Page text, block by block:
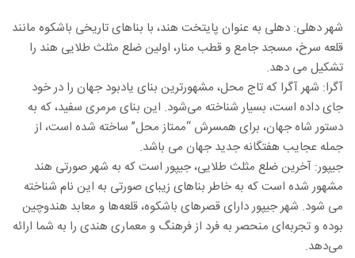
شهر دهلی: دهلی به عنوان پایتخت هند، با بناهای تاریخی باشکوه مانند
قلعه سرخ، مسجد جامع و قطب منار، اولین ضلع مثلث طلایی هند را
تشکیل می دهد.
آگرا: شهر آگرا که تاج محل، مشهورترین بنای یادبود جهان را در خود
جای داده است، بسیار شناخته می‌شود. این بنای مرمری سفید، که به
دستور شاه جهان، برای همسرش “ممتاز محل” ساخته شده است، از
جمله عجایب هفتگانه جدید جهان می باشد.
جیپور: آخرین ضلع مثلث طلایی، جیپور است که به شهر صورتی هند
مشهور شده است که به خاطر بناهای زیبای صورتی به این نام شناخته
می شود. شهر جیپور دارای قصرهای باشکوه، قلعه‌ها و معابد هندوچین
بوده و تجربه‌ای منحصر به فرد از فرهنگ و معماری هندی را به شما ارائه
می‌دهد.